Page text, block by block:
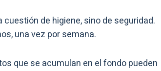
de higiene, sino de seguridad.
una vez por semana.
que se acumulan en el fondo pueden